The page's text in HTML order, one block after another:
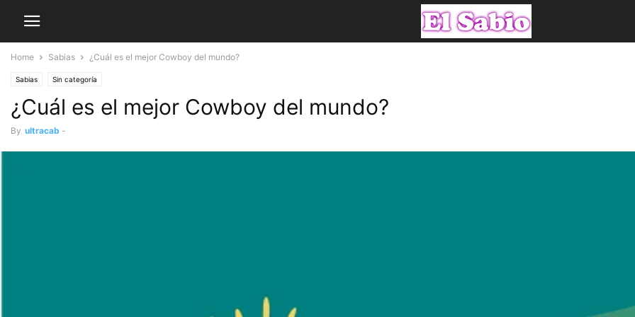
Home Sabias ¿Cuál es el mejor Cowboy del mundo?
Sabias Sin categoría
¿Cuál es el mejor Cowboy del mundo?
By ultracab -